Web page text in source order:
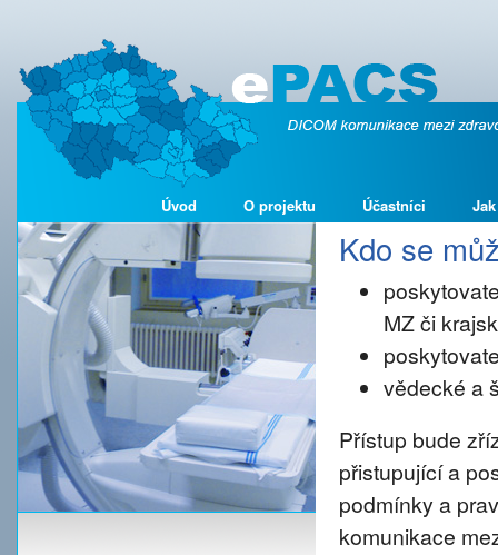
Úvod O projektu Účastníci
Kdo se
MZ či
vědecké a
Přístup bude
přistupující a
podmínky a
komunikace